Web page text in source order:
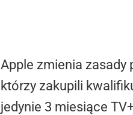
Apple zmienia zasady
którzy zakupili
jedynie 3 miesiące